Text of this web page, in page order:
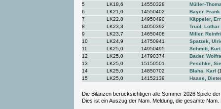
5
LK18,6 14550328
Müller-
6
LK21,0 14550402 Bayer, Frank
7
LK22,8 14950490
Käppeler,
8
LK23,3 14050392 Truöl, Lothar
9
LK23,7 14650408
Miller,
10
LK24,9 14750941
Spatzek,
11
LK25,0 14950495 Schmitt, Kurt
12
LK25,0 14790374
Bader,
13
LK25,0 15150501
Peschke,
14
LK25,0 14850702 Blaha, Karl
15
LK25,0 14152139 Haase,
Die Bilanzen berücksichtigen alle Sommer 2026 Spiele
Dies ist ein Auszug der Nam. Meldung, die gesamte